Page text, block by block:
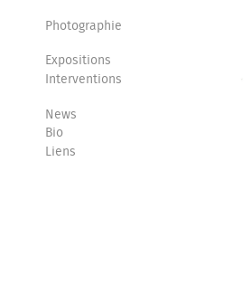
Photographie
Expositions
Interventions
News
Bio
Liens